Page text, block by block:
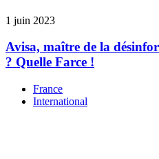
1 juin 2023
Avisa, maître de la
? Quelle Farce !
France
International